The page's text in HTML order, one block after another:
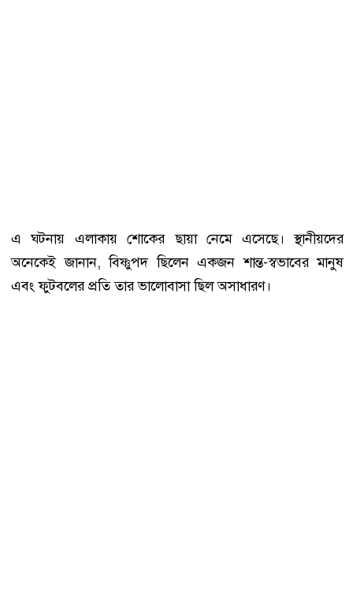
এ ঘটনায় এলাকায় শোকের ছায়া নেমে এসেছে। স্থানীয়দের
অনেকেই জানান, বিষ্ণুপদ ছিলেন একজন শান্ত-স্বভাবের মানুষ
এবং ফুটবলের প্রতি তার ভালোবাসা ছিল অসাধারণ।